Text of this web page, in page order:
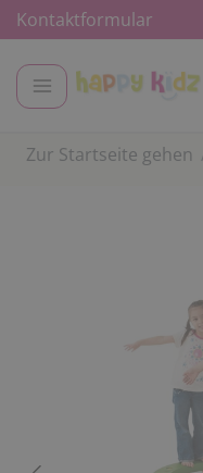
Kontaktformular
Zur Startseite gehen